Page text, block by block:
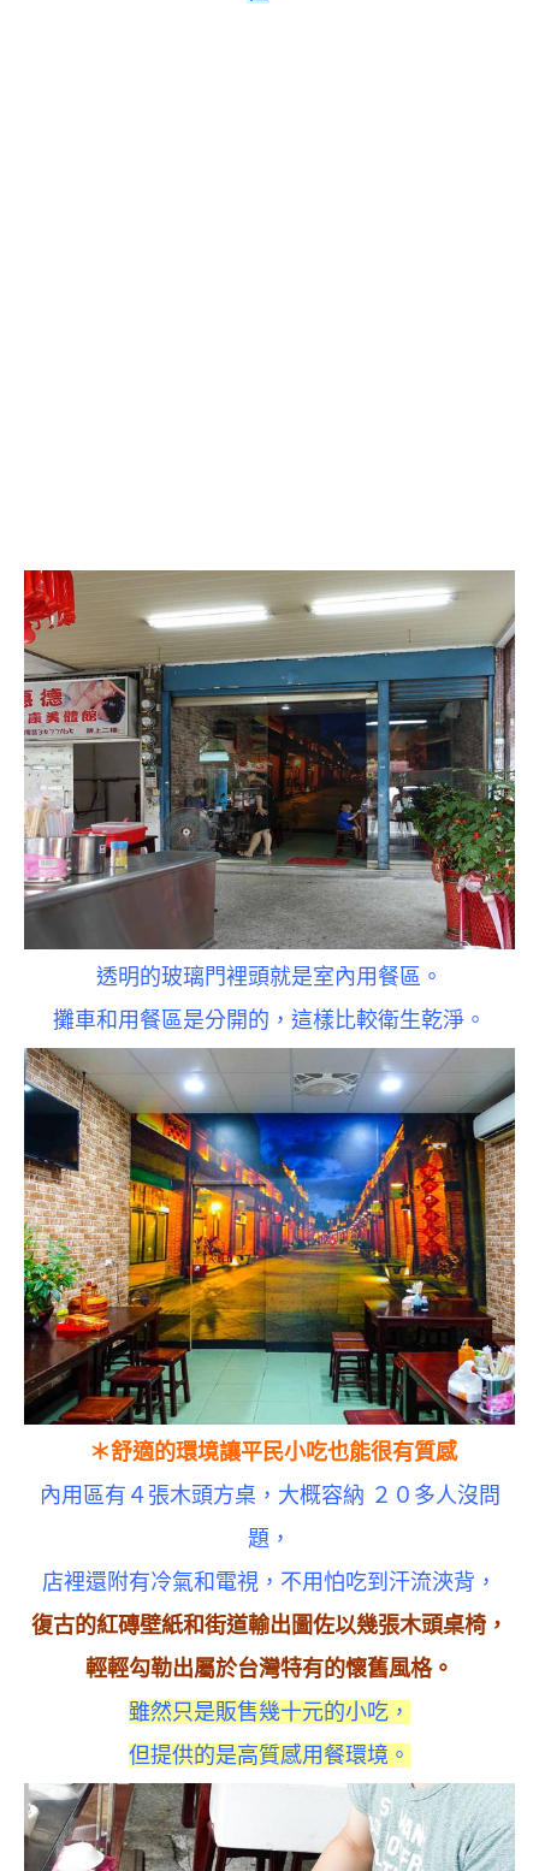
透明的玻璃門裡頭就是室內用餐區。
攤車和用餐區是分開的，這樣比較衛生乾淨。
＊舒適的環境讓平民小吃也能很有質感
內用區有４張木頭方桌，大概容納 ２０多人沒問
題，
店裡還附有冷氣和電視，不用怕吃到汗流浹背，
復古的紅磚壁紙和街道輸出圖佐以幾張木頭桌椅，
輕輕勾勒出屬於台灣特有的懷舊風格。
雖然只是販售幾十元的小吃，
但提供的是高質感用餐環境。